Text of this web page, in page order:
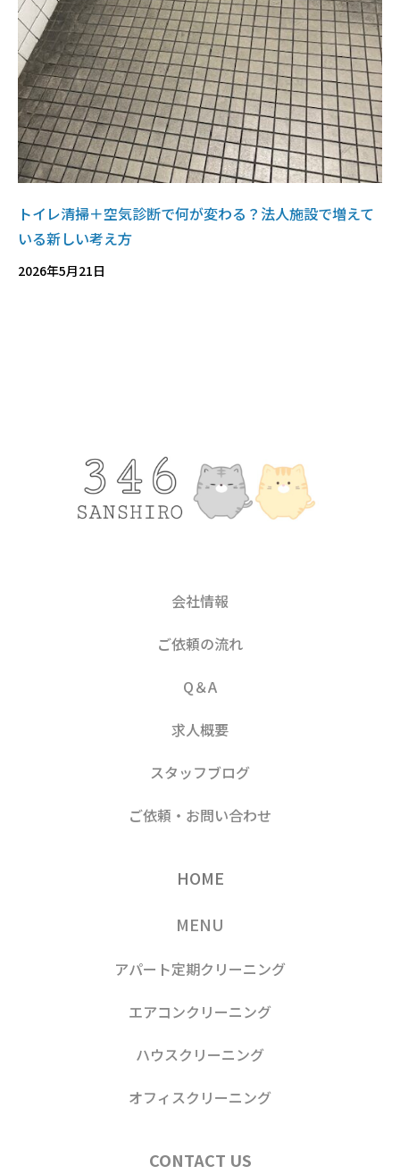
トイレ清掃＋空気診断で何が変わる？法人施設で増えて
いる新しい考え方
2026年5月21日
会社情報
ご依頼の流れ
Q＆A
求人概要
スタッフブログ
ご依頼・お問い合わせ
HOME
MENU
アパート定期クリーニング
エアコンクリーニング
ハウスクリーニング
オフィスクリーニング
CONTACT US